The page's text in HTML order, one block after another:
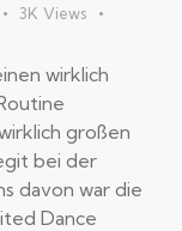
3K Views
wirklich
großen
bei der
davon war die
Dance